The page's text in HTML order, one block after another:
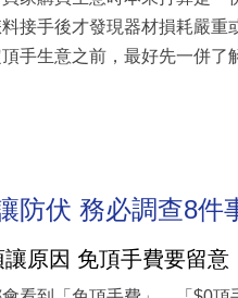
接手後才發現器材損耗嚴重
手生意之前，最好先一併了
防伏 務必調查8件
原因 免頂手費要留意